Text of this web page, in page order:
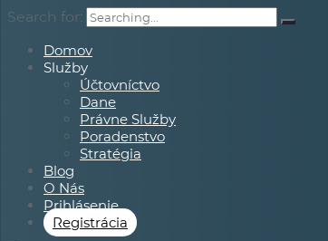
Search for:
Domov
Služby
Účtovníctvo
Dane
Právne Služby
Poradenstvo
Stratégia
Blog
O Nás
Prihlásenie
Registrácia